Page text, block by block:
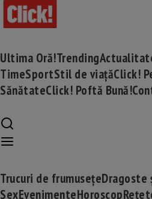
Ultima Oră!Trending
TimeSportStil de viațăClick!
SănătateClick! Poftă Bună!
Trucuri de frumusețeDragoste
SexEvenimenteHoroscop